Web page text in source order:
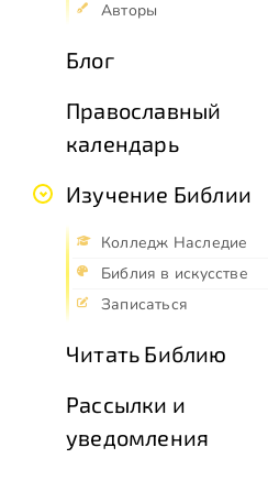
Авторы
Блог
Православный
календарь
Изучение Библии
Колледж Наследие
Библия в искусстве
Записаться
Читать Библию
Рассылки и
уведомления